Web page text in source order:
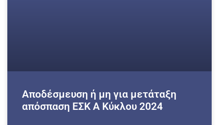
Αποδέσμευση ή μη για μετάταξη
απόσπαση ΕΣΚ Α Κύκλου 2024